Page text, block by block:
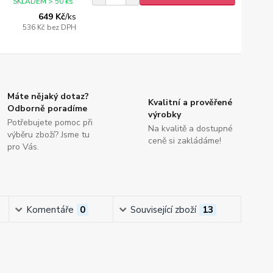
649 Kč/ks
536 Kč bez DPH
Máte nějaký dotaz?
Odborně poradíme
Potřebujete pomoc při
výběru zboží? Jsme tu
pro Vás.
Kvalitní a prověřené
výrobky
Na kvalitě a dostupné
ceně si zakládáme!
Komentáře 0 Související zboží 13